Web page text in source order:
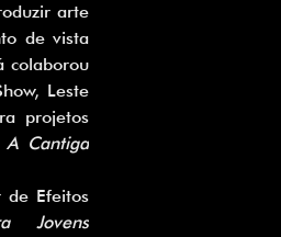
arte
de vista
colaborou
Leste
projetos
A Cantiga
Jovens